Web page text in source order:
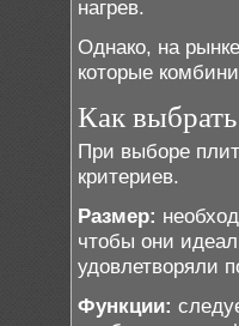
нагрев.
Однако, на
которые
Как
При выборе
критериев.
Размер:
чтобы они
удовлетворяли
Функции: